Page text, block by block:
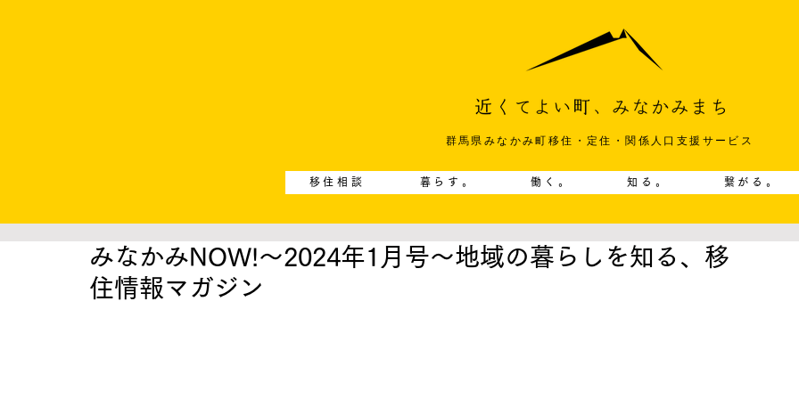
群馬県みなかみ町移住・定住・関係人口支援サービス
移住相談 暮らす。 働く。 知る。 繋がる。
みなかみNOW!〜2024年1月号〜地域の暮らしを知る、移
住情報マガジン